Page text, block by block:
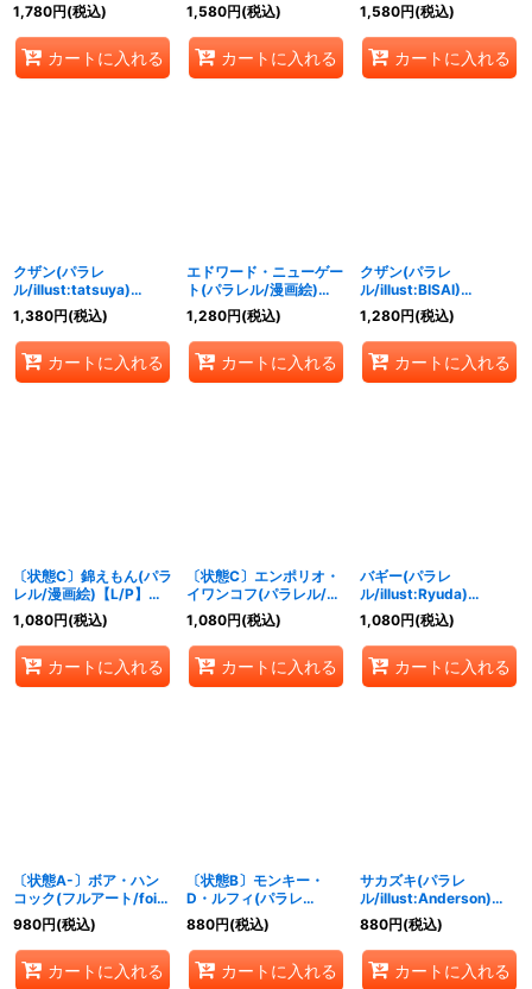
1,780円(税込)
カートに入れる
1,580円(税込)
カートに入れる
{OP02-120}
1,580円(税込)
カートに入れる
クザン(パラレ
ル/illust:tatsuya)
【SR/P】{OP02-096}
1,380円(税込)
カートに入れる
エドワード・ニューゲー
ト(パラレル/漫画絵)
【SR/P】{OP02-004}
1,280円(税込)
カートに入れる
クザン(パラレ
ル/illust:BISAI)
【SEC/P】{OP02-121}
1,280円(税込)
カートに入れる
〔状態C〕錦えもん(パラ
レル/漫画絵)【L/P】
{OP02-025}
1,080円(税込)
カートに入れる
〔状態C〕エンポリオ・
イワンコフ(パラレル/漫
画絵)【L/P】{OP02-
049}
1,080円(税込)
カートに入れる
バギー(パラレ
ル/illust:Ryuda)
【R/P】{OP02-058}
1,080円(税込)
カートに入れる
〔状態A-〕ボア・ハン
コック(フルアート/foil)
【UC】{OP02-059}
980円(税込)
カートに入れる
〔状態B〕モンキー・
D・ルフィ(パラレ
ル/illust:Makitoshi)
【R/P】{OP02-041}
880円(税込)
カートに入れる
サカズキ(パラレ
ル/illust:Anderson)
【SR/P】{OP02-099}
880円(税込)
カートに入れる